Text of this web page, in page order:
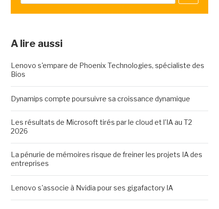
A lire aussi
Lenovo s'empare de Phoenix Technologies, spécialiste des
Bios
Dynamips compte poursuivre sa croissance dynamique
Les résultats de Microsoft tirés par le cloud et l'IA au T2
2026
La pénurie de mémoires risque de freiner les projets IA des
entreprises
Lenovo s'associe à Nvidia pour ses gigafactory IA